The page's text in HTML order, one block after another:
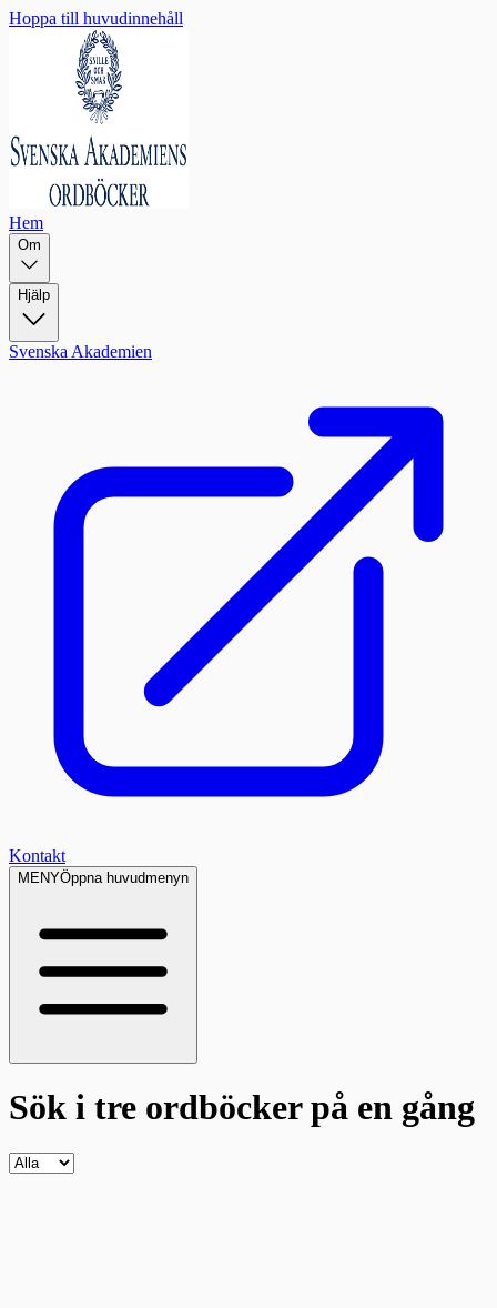
Hoppa till huvudinnehåll
Hem
Om
Hjälp
Svenska Akademien
Kontakt
MENYÖppna huvudmenyn
Sök i tre ordböckerpå en gång